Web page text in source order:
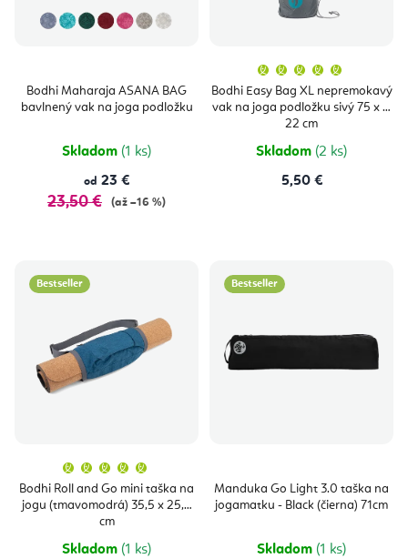
Bodhi Maharaja ASANA BAG
bavlnený vak na joga podložku
Skladom (1 ks)
od 23 €
23,50 € (až –16 %)
Bodhi Easy Bag XL nepremokavý
vak na joga podložku sivý 75 x Ø
22 cm
produktu
je
5,0
Skladom (2 ks)
5,50 €
Bestseller
Bodhi Roll and Go mini taška na
jogu (tmavomodrá) 35,5 x 25,5
cm
produktu
je
5,0
Skladom (1 ks)
Bestseller
Manduka Go Light 3.0 taška na
jogamatku - Black (čierna) 71cm
Skladom (1 ks)